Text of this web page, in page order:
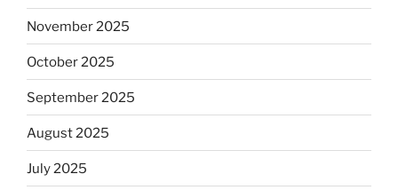
November 2025
October 2025
September 2025
August 2025
July 2025